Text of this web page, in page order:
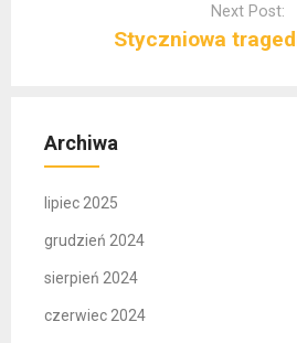
Next Post:
Styczniowa
Archiwa
lipiec 2025
grudzień 2024
sierpień 2024
czerwiec 2024